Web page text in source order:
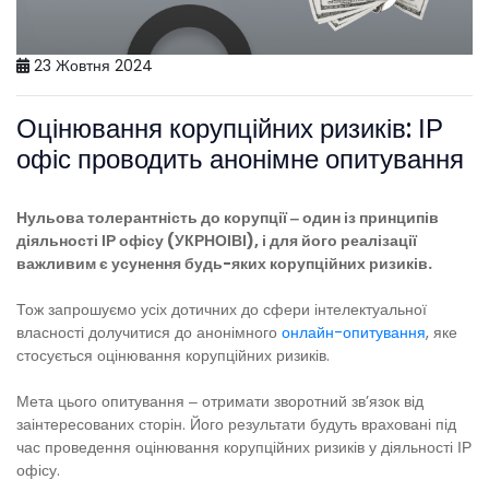
23 Жовтня 2024
Оцінювання корупційних ризиків: ІР
офіс проводить анонімне опитування
Нульова толерантність до корупції ‒ один із принципів
діяльності ІР офісу (УКРНОІВІ), і для його реалізації
важливим є усунення будь-яких корупційних ризиків.
Тож запрошуємо усіх дотичних до сфери інтелектуальної
власності долучитися до анонімного онлайн-опитування, яке
стосується оцінювання корупційних ризиків.
Мета цього опитування ‒ отримати зворотний зв’язок від
заінтересованих сторін. Його результати будуть враховані під
час проведення оцінювання корупційних ризиків у діяльності ІР
офісу.